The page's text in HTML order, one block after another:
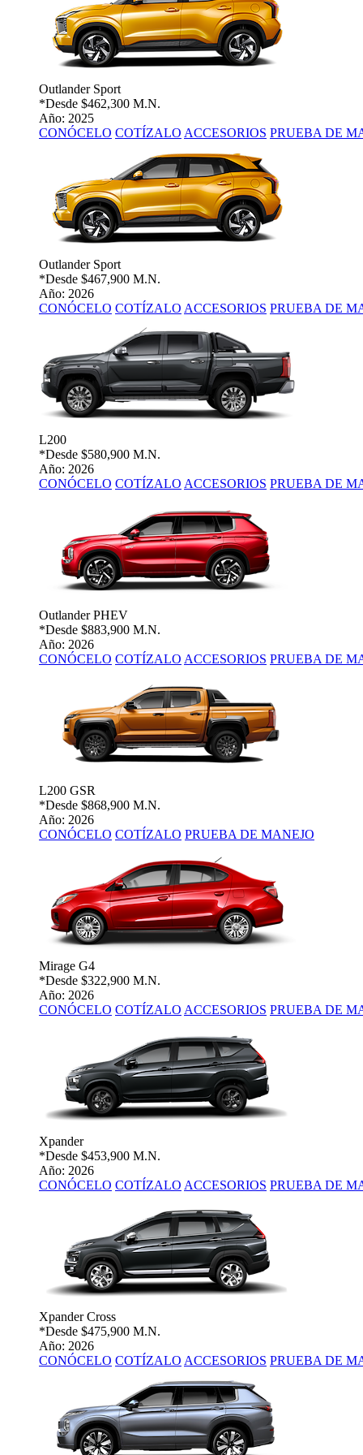
Outlander Sport
*Desde $462,300 M.N.
Año: 2025
CONÓCELO COTÍZALO ACCESORIOS PRUEBA DE
Outlander Sport
*Desde $467,900 M.N.
Año: 2026
CONÓCELO COTÍZALO ACCESORIOS PRUEBA DE
L200
*Desde $580,900 M.N.
Año: 2026
CONÓCELO COTÍZALO ACCESORIOS PRUEBA DE
Outlander PHEV
*Desde $883,900 M.N.
Año: 2026
CONÓCELO COTÍZALO ACCESORIOS PRUEBA DE
L200 GSR
*Desde $868,900 M.N.
Año: 2026
CONÓCELO COTÍZALO PRUEBA DE MANEJO
Mirage G4
*Desde $322,900 M.N.
Año: 2026
CONÓCELO COTÍZALO ACCESORIOS PRUEBA DE
Xpander
*Desde $453,900 M.N.
Año: 2026
CONÓCELO COTÍZALO ACCESORIOS PRUEBA DE
Xpander Cross
*Desde $475,900 M.N.
Año: 2026
CONÓCELO COTÍZALO ACCESORIOS PRUEBA DE